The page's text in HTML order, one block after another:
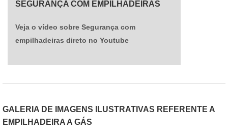
SEGURANÇA COM EMPILHADEIRAS
Veja o vídeo sobre Segurança com
empilhadeiras direto no Youtube
GALERIA DE IMAGENS ILUSTRATIVAS REFERENTE A
EMPILHADEIRA A GÁS